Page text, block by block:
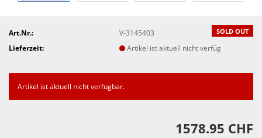
SOLD OUT
Art.Nr.:
V-3145403
Lieferzeit:
Artikel ist aktuell nicht verfüg
Artikel ist aktuell nicht verfügbar.
1578.95 CHF